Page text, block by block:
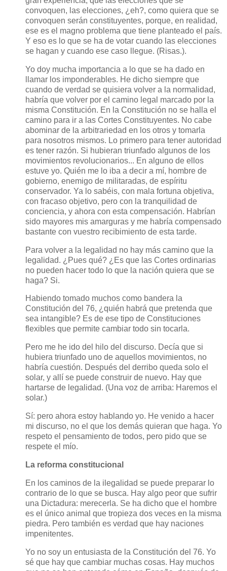
convoquen, las elecciones, ¿eh?, como quiera que se
convoquen serán constituyentes, porque, en realidad,
ese es el magno problema que tiene planteado el país.
Y eso es lo que se ha de votar cuando las elecciones
se hagan y cuando ese caso llegue. (Risas.).
Yo doy mucha importancia a lo que se ha dado en
llamar los imponderables. He dicho siempre que
cuando de verdad se quisiera volver a la normalidad,
habría que volver por el camino legal marcado por la
misma Constitución. En la Constitución no se halla el
camino para ir a las Cortes Constituyentes. No cabe
abominar de la arbitrariedad en los otros y tomarla
para nosotros mismos. Lo primero para tener autoridad
es tener razón. Si hubieran triunfado algunos de los
movimientos revolucionarios... En alguno de ellos
estuve yo. Quién me lo iba a decir a mí, hombre de
gobierno, enemigo de militaradas, de espíritu
conservador. Ya lo sabéis, con mala fortuna objetiva,
con fracaso objetivo, pero con la tranquilidad de
conciencia, y ahora con esta compensación. Habrían
sido mayores mis amarguras y me habría compensado
bastante con vuestro recibimiento de esta tarde.
Para volver a la legalidad no hay más camino que la
legalidad. ¿Pues qué? ¿Es que las Cortes ordinarias
no pueden hacer todo lo que la nación quiera que se
haga? Si.
Habiendo tomado muchos como bandera la
Constitución del 76, ¿quién habrá que pretenda que
sea intangible? Es de ese tipo de Constituciones
flexibles que permite cambiar todo sin tocarla.
Pero me he ido del hilo del discurso. Decía que si
hubiera triunfado uno de aquellos movimientos, no
habría cuestión. Después del derribo queda solo el
solar, y allí se puede construir de nuevo. Hay que
hartarse de legalidad. (Una voz de arriba: Haremos el
solar.)
Sí: pero ahora estoy hablando yo. He venido a hacer
mi discurso, no el que los demás quieran que haga. Yo
respeto el pensamiento de todos, pero pido que se
respete el mío.
La reforma constitucional
En los caminos de la ilegalidad se puede preparar lo
contrario de lo que se busca. Hay algo peor que sufrir
una Dictadura: merecerla. Se ha dicho que el hombre
es el único animal que tropieza dos veces en la misma
piedra. Pero también es verdad que hay naciones
impenitentes.
Yo no soy un entusiasta de la Constitución del 76. Yo
sé que hay que cambiar muchas cosas. Hay muchos